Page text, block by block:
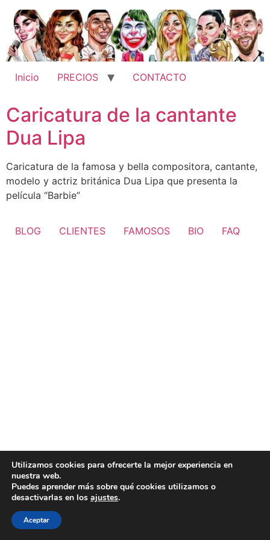
contenido
Inicio PRECIOS CONTACTO
Caricatura de la cantante
Dua Lipa
Caricatura de la famosa y bella compositora, cantante,
modelo y actriz británica Dua Lipa que presenta la
película “Barbie”
BLOG CLIENTES FAMOSOS BIO FAQ
Utilizamos cookies para ofrecerte la mejor experiencia en
nuestra web.
Puedes aprender más sobre qué cookies utilizamos o
desactivarlas en los ajustes.
Aceptar